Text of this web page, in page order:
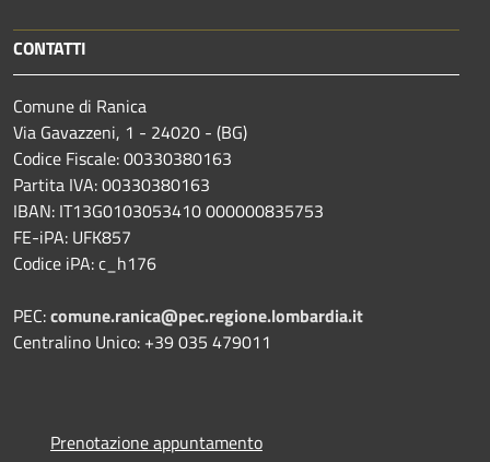
CONTATTI
Comune di Ranica
Via Gavazzeni, 1 - 24020 - (BG)
Codice Fiscale: 00330380163
Partita IVA: 00330380163
IBAN: IT13G0103053410 000000835753
FE-iPA: UFK857
Codice iPA: c_h176
PEC:comune.ranica@pec.regione.lombardia.it
Centralino Unico: +39 035 479011
Prenotazione appuntamento